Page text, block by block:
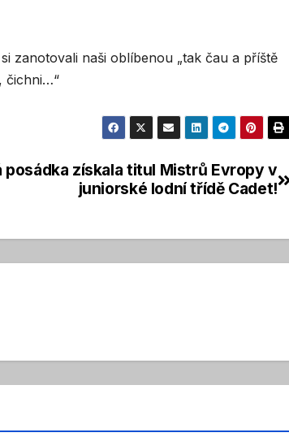
zanotovali naši oblíbenou „tak čau a příště
čichni…“
posádka získala titul Mistrů Evropy v
juniorské lodní třídě Cadet!